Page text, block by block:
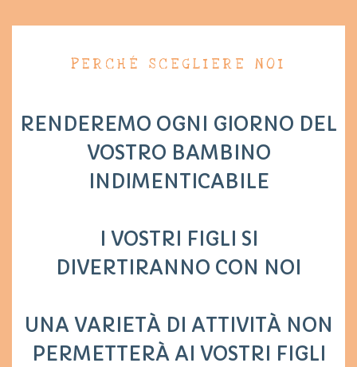
PERCHÉ SCEGLIERE NOI
RENDEREMO OGNI GIORNO DEL
VOSTRO BAMBINO
INDIMENTICABILE
I VOSTRI FIGLI SI
DIVERTIRANNO CON NOI
UNA VARIETÀ DI ATTIVITÀ NON
PERMETTERÀ AI VOSTRI FIGLI